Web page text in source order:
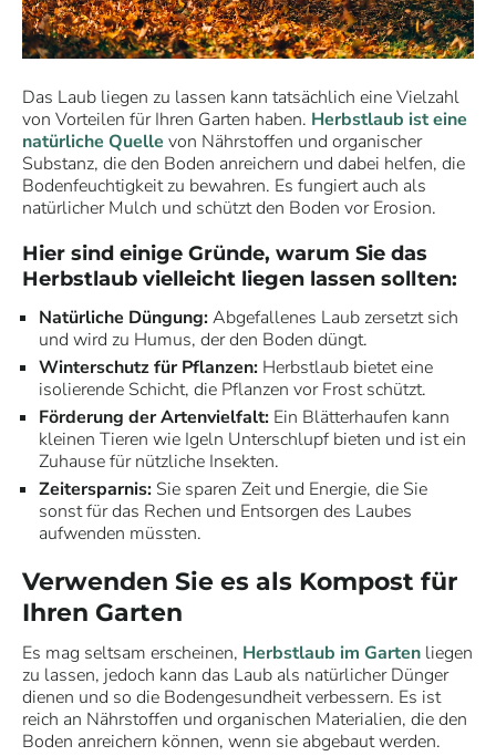
Das Laub liegen zu lassen kann tatsächlich eine Vielzahl
von Vorteilen für Ihren Garten haben. Herbstlaub ist eine
natürliche Quelle von Nährstoffen und organischer
Substanz, die den Boden anreichern und dabei helfen, die
Bodenfeuchtigkeit zu bewahren. Es fungiert auch als
natürlicher Mulch und schützt den Boden vor Erosion.
Hier sind einige Gründe, warum Sie das
Herbstlaub vielleicht liegen lassen sollten:
Natürliche Düngung:Abgefallenes Laub zersetzt sich
und wird zu Humus, der den Boden düngt.
Winterschutz für Pflanzen: Herbstlaub bietet eine
isolierende Schicht, die Pflanzen vor Frost schützt.
Förderung der Artenvielfalt: Ein Blätterhaufen kann
kleinen Tieren wie Igeln Unterschlupf bieten und ist ein
Zuhause für nützliche Insekten.
Zeitersparnis: Sie sparen Zeit und Energie, die Sie
sonst für das Rechen und Entsorgen des Laubes
aufwenden müssten.
Verwenden Sie es als Kompost für
Ihren Garten
Es mag seltsam erscheinen, Herbstlaub im Garten liegen
zu lassen, jedoch kann das Laub als natürlicher Dünger
dienen und so die Bodengesundheit verbessern. Es ist
reich an Nährstoffen und organischen Materialien, die den
Boden anreichern können, wenn sie abgebaut werden.